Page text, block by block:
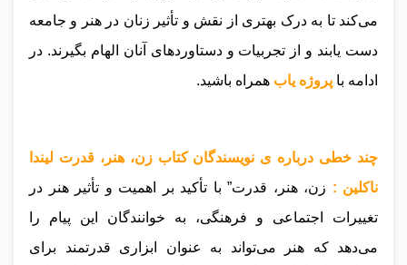
می‌کند تا به درک بهتری از نقش و تأثیر زنان در هنر و جامعه
دست یابند و از تجربیات و دستاوردهای آنان الهام بگیرند. در
ادامه با پروژه یاب همراه باشید.
چند خطی درباره ی نویسندگان کتاب زن، هنر، قدرت لیندا
ناکلین : زن، هنر، قدرت” با تأکید بر اهمیت و تأثیر هنر در
تغییرات اجتماعی و فرهنگی، به خوانندگان این پیام را
می‌دهد که هنر می‌تواند به عنوان ابزاری قدرتمند برای